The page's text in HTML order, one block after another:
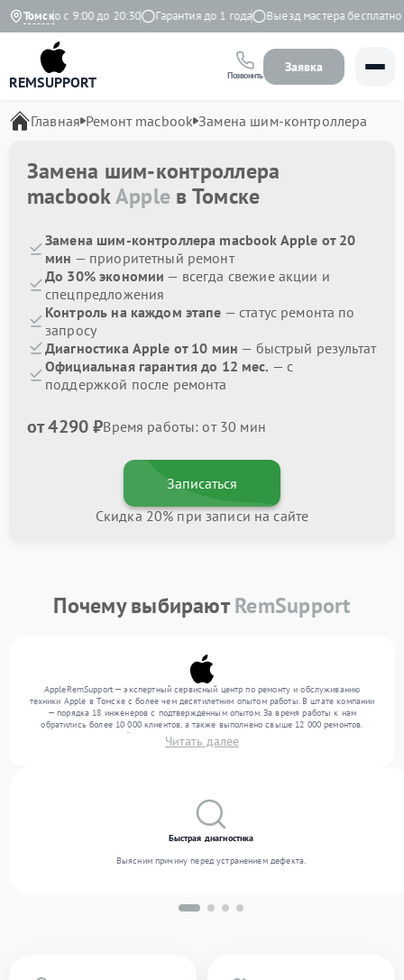
Томскс 9:00 до 20:30 Гарантия до 1 года Выезд мастера бесплатно
REMSUPPORT Позвонить
Заявка
Главная Ремонт macbook Замена шим-контроллера
Замена шим-контроллера
macbookApple в Томске
Замена шим-контроллера macbook Apple от 20
мин — приоритетный ремонт
До 30% экономии — всегда свежие акции и
спецпредложения
Контроль на каждом этапе — статус ремонта по
запросу
Диагностика Apple от 10 мин — быстрый результат
Официальная гарантия до 12 мес. — с
поддержкой после ремонта
от 4290 ₽Время работы: от 30 мин
Записаться
Скидка 20% при записи на сайте
Почему выбираютRemSupport
AppleRemSupport — экспертный сервисный центр по ремонту и обслуживанию
техники Apple в Томске с более чем десятилетним опытом работы. В штате компании
— порядка 18 инженеров с подтвержденным опытом. За время работы к нам
обратились более 10 000 клиентов, а также выполнено свыше 12 000 ремонтов.
Ежемесячно в сервисный центр поступает свыше 300 единиц техники, включая , , . Мы
работаем с широким спектром неисправностей и поддерживаем высокий стандарт
Читать далее
Быстрая диагностика
Выясним причину перед устранением дефекта.